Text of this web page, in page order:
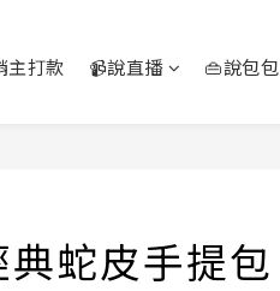
主打款 📹說直播 👜說包包
典蛇皮手提包